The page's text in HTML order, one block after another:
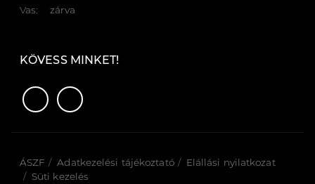
Vas:
zárva
KÖVESS MINKET!
ÁSZF Adatkezelési tájékoztató
Elállási nyilatkozat
Süti kezelés